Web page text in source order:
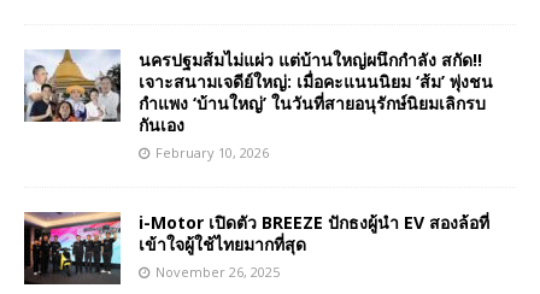
นครปฐมส้มไม่แผ่ว แต่บ้านใหญ่ผนึกกำลัง สกัด!!
เจาะสนามเจดีย์ใหญ่: เมื่อคะแนนนิยม ‘ส้ม’ พุ่งชน
กำแพง ‘บ้านใหญ่’ ในวันที่สายอนุรักษ์นิยมเลิกรบ
กันเอง
February 10, 2026
i-Motor เปิดตัว BREEZE ปักธงผู้นำ EV สองล้อที่
เข้าใจผู้ใช้ไทยมากที่สุด
November 26, 2025